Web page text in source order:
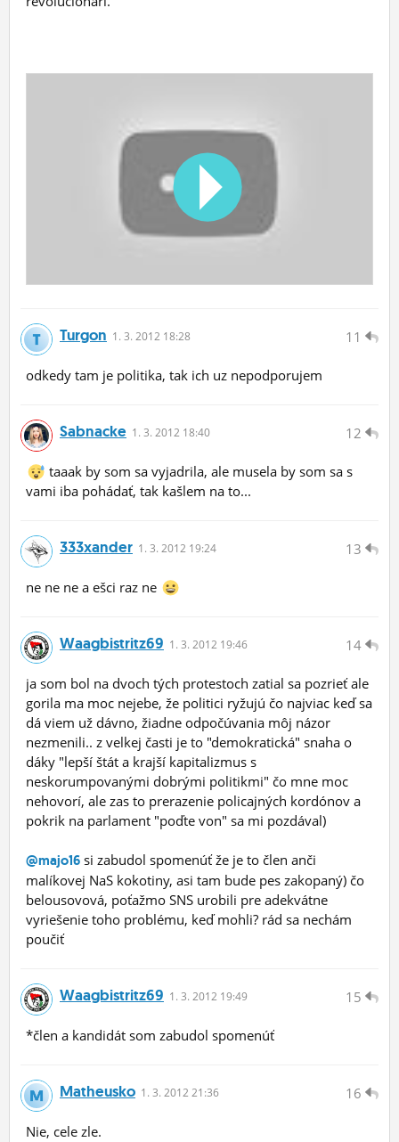
11
Turgon 1. 3. 2012 18:28
odkedy tam je politika, tak ich uz nepodporujem
12
Sabnacke 1. 3. 2012 18:40
taaak by som sa vyjadrila, ale musela by som sa s
vami iba pohádať, tak kašlem na to...
13
333xander 1. 3. 2012 19:24
ne ne ne a ešci raz ne
14
Waagbistritz69 1. 3. 2012 19:46
ja som bol na dvoch tých protestoch zatial sa pozrieť ale
gorila ma moc nejebe, že politici ryžujú čo najviac keď sa
dá viem už dávno, žiadne odpočúvania môj názor
nezmenili.. z velkej časti je to "demokratická" snaha o
dáky "lepší štát a krajší kapitalizmus s
neskorumpovanými dobrými politikmi" čo mne moc
nehovorí, ale zas to prerazenie policajných kordónov a
pokrik na parlament "poďte von" sa mi pozdával)
@majo16 si zabudol spomenúť že je to člen anči
malíkovej NaS kokotiny, asi tam bude pes zakopaný) čo
belousovová, poťažmo SNS urobili pre adekvátne
vyriešenie toho problému, keď mohli? rád sa nechám
poučiť
15
Waagbistritz69 1. 3. 2012 19:49
*člen a kandidát som zabudol spomenúť
16
Matheusko 1. 3. 2012 21:36
Nie, cele zle.